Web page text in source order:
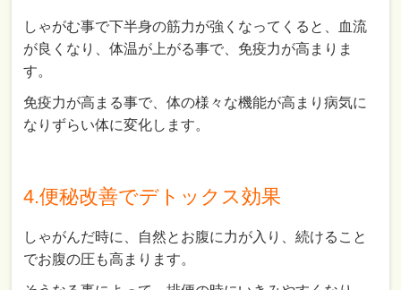
しゃがむ事で下半身の筋力が強くなってくると、血流
が良くなり、体温が上がる事で、免疫力が高まりま
す。
免疫力が高まる事で、体の様々な機能が高まり病気に
なりずらい体に変化します。
4.便秘改善でデトックス効果
しゃがんだ時に、自然とお腹に力が入り、続けること
でお腹の圧も高まります。